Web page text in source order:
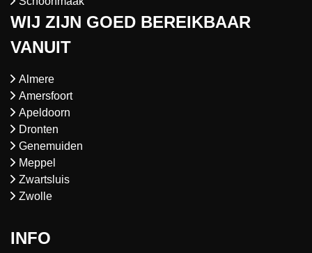
WIJ ZIJN GOED BEREIKBAAR
VANUIT
Almere
Amersfoort
Apeldoorn
Dronten
Genemuiden
Meppel
Zwartsluis
Zwolle
INFO